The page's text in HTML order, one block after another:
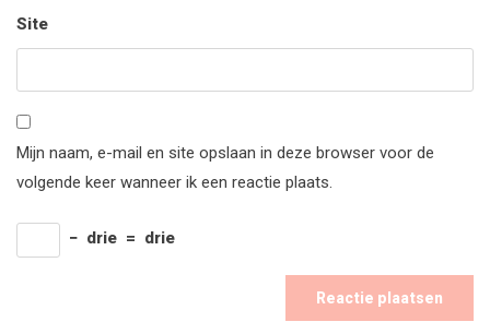
Site
Mijn naam, e-mail en site opslaan in deze browser voor de
volgende keer wanneer ik een reactie plaats.
− drie = drie